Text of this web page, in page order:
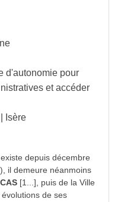
d'autonomie pour
et accéder
Isère
existe depuis décembre
il demeure néanmoins
[1...], puis de la Ville
de ses